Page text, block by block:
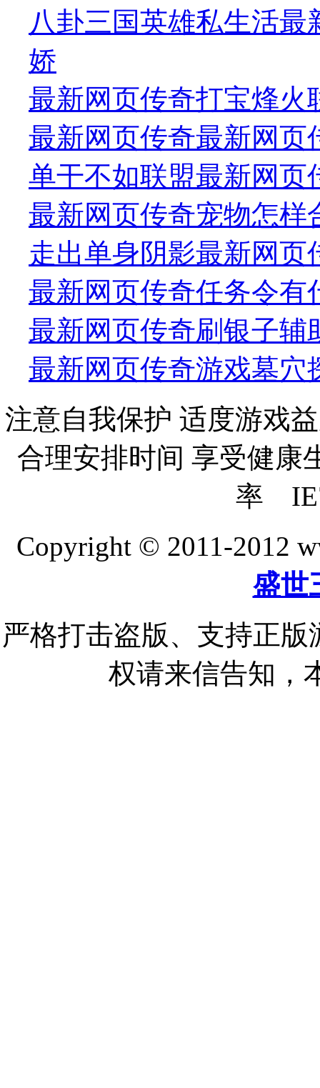
八卦三国英雄私生活
娇
最新网页传奇打宝烽火
最新网页传奇最新网页
单干不如联盟最新网页
最新网页传奇宠物怎样
走出单身阴影最新网
最新网页传奇任务令有
最新网页传奇刷银子辅
最新网页传奇游戏墓穴
注意自我保护 适度游戏
合理安排时间 享受健康
率
Copyright © 2011-2012
盛世
严格打击盗版、支持正
权请来信告知，